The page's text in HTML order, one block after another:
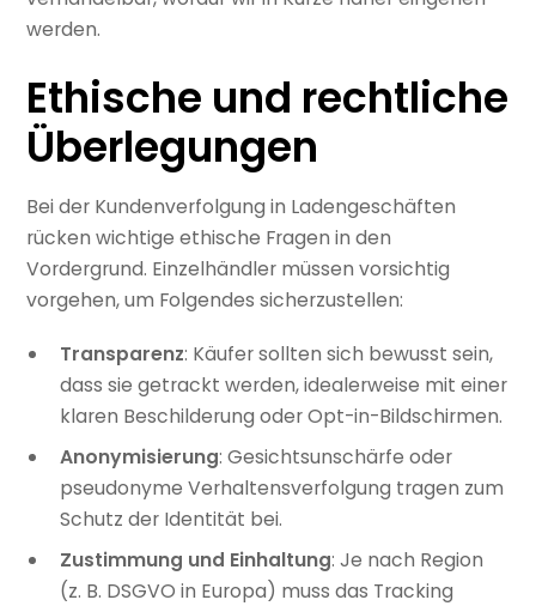
werden.
Ethische und rechtliche
Überlegungen
Bei der Kundenverfolgung in Ladengeschäften
rücken wichtige ethische Fragen in den
Vordergrund. Einzelhändler müssen vorsichtig
vorgehen, um Folgendes sicherzustellen:
Transparenz: Käufer sollten sich bewusst sein,
dass sie getrackt werden, idealerweise mit einer
klaren Beschilderung oder Opt-in-Bildschirmen.
Anonymisierung: Gesichtsunschärfe oder
pseudonyme Verhaltensverfolgung tragen zum
Schutz der Identität bei.
Zustimmung und Einhaltung: Je nach Region
(z. B. DSGVO in Europa) muss das Tracking